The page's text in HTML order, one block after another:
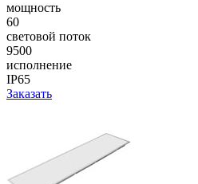
мощность
60
световой поток
9500
исполнение
IP65
Заказать